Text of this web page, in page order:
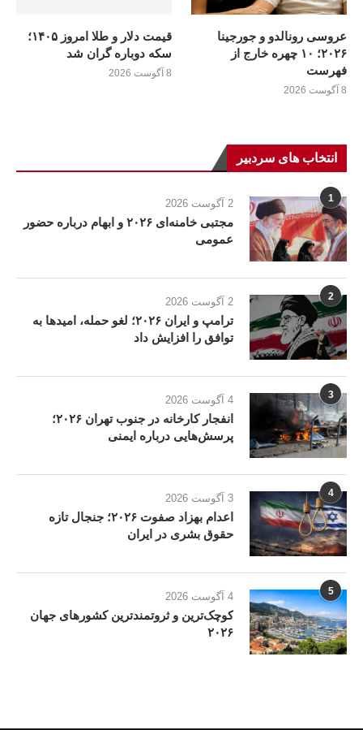
عروسی رونالدو و جورجینا
۲۰۲۶؛ ۱۰ چهره خارج از
فهرست
8 آگوست 2026
قیمت دلار و طلا امروز ۱۴۰۵؛
سکه دوباره گران شد
8 آگوست 2026
انتخاب های سردبیر
1 2 آگوست 2026
مجتبی خامنه‌ای ۲۰۲۶ و ابهام درباره حضور
عمومی
2 2 آگوست 2026
ترامپ و ایران ۲۰۲۶؛ لغو حمله، امیدها به
توافق را افزایش داد
3 4 آگوست 2026
انفجار کارخانه در جنوب تهران ۲۰۲۶؛
پرسش‌هایی درباره ایمنی
4 3 آگوست 2026
اعدام بهزاد صفوت ۲۰۲۶؛ جنجال تازه
حقوق بشری در ایران
5 4 آگوست 2026
کوچک‌ترین و ثروتمندترین کشورهای جهان
۲۰۲۶